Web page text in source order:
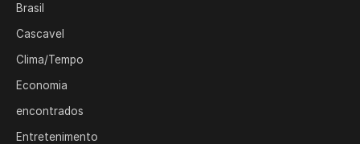
Brasil
Cascavel
Clima/Tempo
Economia
encontrados
Entretenimento